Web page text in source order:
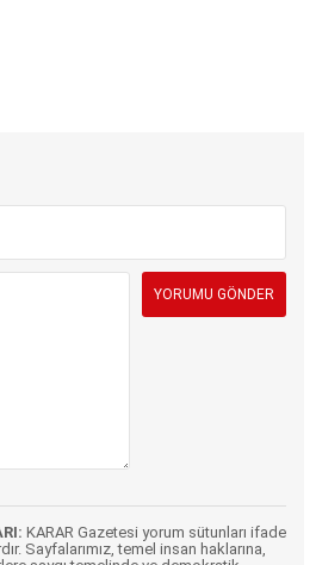
KARAR Gazetesi yorum sütunları ifade
Sayfalarımız, temel insan haklarına,